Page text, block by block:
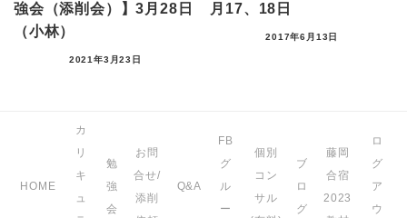
強会（添削会）】3月28日
（小林）
2021年3月23日
月17、18日
2017年6月13日
HOME
カ
リ
キ
ュ
勉
強
会
お問
合せ/
添削
Q&A
FB
グ
ル
ー
個別
コン
サル
ブ
ロ
グ
藤岡
合宿
2023
ロ
グ
ア
ウ